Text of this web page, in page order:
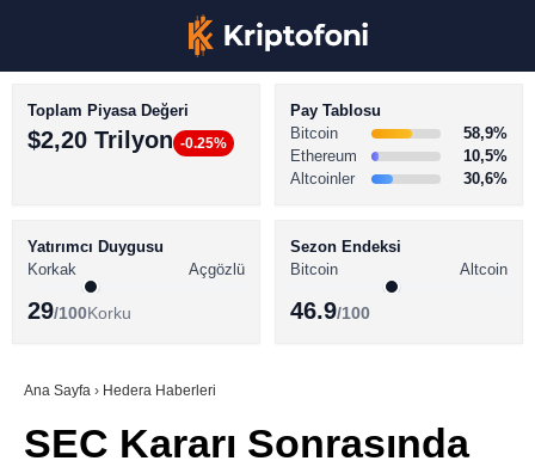
Youtube
BİTCOİN HABERLERİ
ALTCOİN HABERLERİ
SÖZLÜK
Toplam Piyasa Değeri
$2,20 Trilyon -0.25%
Pay Tablosu
Bitcoin
58,9%
Ethereum
10,5%
Altcoinler
30,6%
Yatırımcı Duygusu
Korkak
Açgözlü
29/100Korku
Sezon Endeksi
Bitcoin
Altcoin
46.9/100
Ana Sayfa › Hedera Haberleri
SEC Kararı Sonrasında